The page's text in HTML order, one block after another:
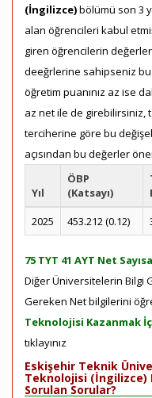
(İngilizce)bölümü son 3
alan öğrencileri kabul
giren öğrencilerin
deeğrlerine sahipseniz
öğretim puanınız az ise
az net ile de girebilirsiniz,
terciherine göre bu
açısından bu değerler
Yıl
ÖBP
(Katsayı)
2025
453.212 (0.12)
75 TYT 41 AYT Net
Diğer Üniversitelerin Bilgi
Gereken Net bilgilerini
Teknolojisi Kazanmak
tıklayınız
Eskişehir Teknik
Teknolojisi (İngilizce)
Sorulan Sorular?